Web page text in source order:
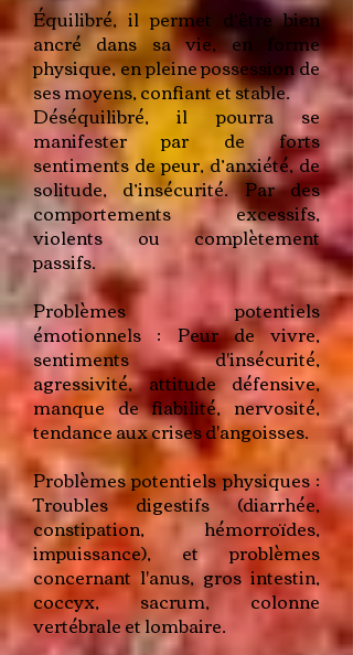
Équilibré, il permet d’être bien
ancré dans sa vie, en forme
physique, en pleine possession de
ses moyens, confiant et stable.
Déséquilibré, il pourra se
manifester par de forts
sentiments de peur, d’anxiété, de
solitude, d’insécurité. Par des
comportements excessifs,
violents ou complètement
passifs.
Problèmes potentiels
émotionnels : Peur de vivre,
sentiments d'insécurité,
agressivité, attitude défensive,
manque de fiabilité, nervosité,
tendance aux crises d'angoisses.
Problèmes potentiels physiques :
Troubles digestifs (diarrhée,
constipation, hémorroïdes,
impuissance), et problèmes
concernant l'anus, gros intestin,
coccyx, sacrum, colonne
vertébrale et lombaire.